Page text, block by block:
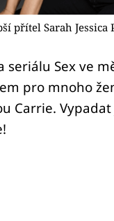
přítel Sarah Jessica
seriálu Sex ve
pro mnoho
Carrie.